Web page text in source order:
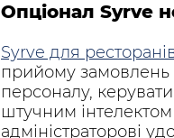
Опціонал Syrve
Syrve для
прийому замовлень
персоналу,
штучним
адміністраторові